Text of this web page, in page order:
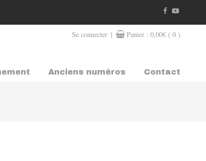
Se connecter | Panier : 0,00€ ( 0 )
Anciens numéros Contact